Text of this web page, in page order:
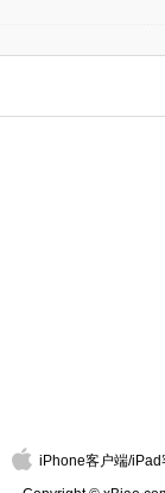
iPhone客户端/iPad